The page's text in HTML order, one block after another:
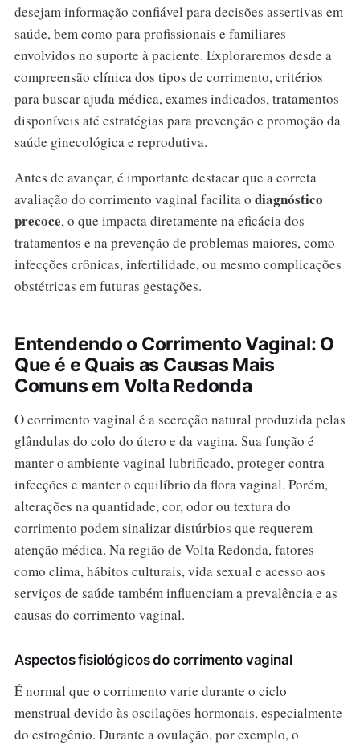
desejam informação confiável para decisões assertivas em
saúde, bem como para profissionais e familiares
envolvidos no suporte à paciente. Exploraremos desde a
compreensão clínica dos tipos de corrimento, critérios
para buscar ajuda médica, exames indicados, tratamentos
disponíveis até estratégias para prevenção e promoção da
saúde ginecológica e reprodutiva.
Antes de avançar, é importante destacar que a correta
avaliação do corrimento vaginal facilita o diagnóstico
precoce, o que impacta diretamente na eficácia dos
tratamentos e na prevenção de problemas maiores, como
infecções crônicas, infertilidade, ou mesmo complicações
obstétricas em futuras gestações.
Entendendo o Corrimento Vaginal: O
Que é e Quais as Causas Mais
Comuns em Volta Redonda
O corrimento vaginal é a secreção natural produzida pelas
glândulas do colo do útero e da vagina. Sua função é
manter o ambiente vaginal lubrificado, proteger contra
infecções e manter o equilíbrio da flora vaginal. Porém,
alterações na quantidade, cor, odor ou textura do
corrimento podem sinalizar distúrbios que requerem
atenção médica. Na região de Volta Redonda, fatores
como clima, hábitos culturais, vida sexual e acesso aos
serviços de saúde também influenciam a prevalência e as
causas do corrimento vaginal.
Aspectos fisiológicos do corrimento vaginal
É normal que o corrimento varie durante o ciclo
menstrual devido às oscilações hormonais, especialmente
do estrogênio. Durante a ovulação, por exemplo, o